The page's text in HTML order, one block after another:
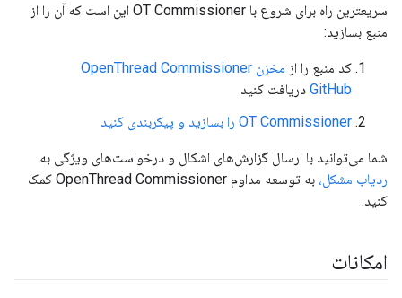
سریعترین راه برای شروع با OT Commissioner این است که آن را از
منبع بسازید:
کد منبع را از
مخزن OpenThread Commissioner
GitHub دریافت کنید
OT Commissioner را بسازید و پیکربندی کنید
شما می‌توانید با ارسال گزارش‌های اشکال و درخواست‌های ویژگی به
ردیاب مشکل،
به توسعه مداوم OpenThread Commissioner کمک
کنید.
امکانات